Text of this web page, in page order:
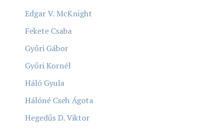
Edgar V. McKnight
Fekete Csaba
Győri Gábor
Győri Kornél
Háló Gyula
Hálóné Cseh Ágota
Hegedűs D. Viktor